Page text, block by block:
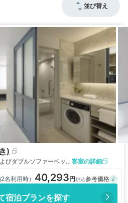
並び替え
)
シングルベッド 2 台およびダブルソファーベッド 1 台 客室の詳細
名利用時） 40,293
宿泊プランを探す